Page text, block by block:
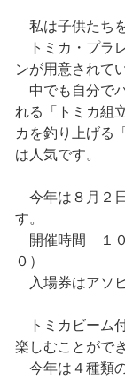
私は子供たち
トミカ・プラ
ンが用意されて
中でも自分で
れる「トミカ組
カを釣り上げる
は人気です。
今年は８月２
す。
開催時間 １０:
０）
入場券はアソ
トミカビーム
楽しむことがで
今年は４種類